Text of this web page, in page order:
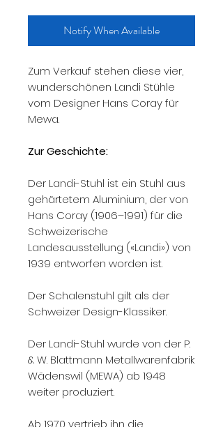
Notify When Available
Zum Verkauf stehen diese vier,
wunderschönen Landi Stühle
vom Designer Hans Coray für
Mewa.
Zur Geschichte:
Der Landi-Stuhl ist ein Stuhl aus
gehärtetem Aluminium, der von
Hans Coray (1906–1991) für die
Schweizerische
Landesausstellung («Landi») von
1939 entworfen worden ist.
Der Schalenstuhl gilt als der
Schweizer Design-Klassiker.
Der Landi-Stuhl wurde von der P.
& W. Blattmann Metallwarenfabrik
Wädenswil (MEWA) ab 1948
weiter produziert.
Ab 1970 vertrieb ihn die